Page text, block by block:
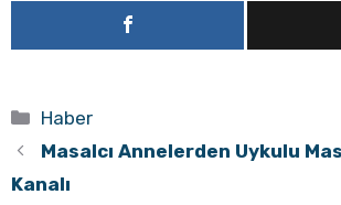
Kategoriler
Haber
Masalcı Annelerden Uykulu
Kanalı